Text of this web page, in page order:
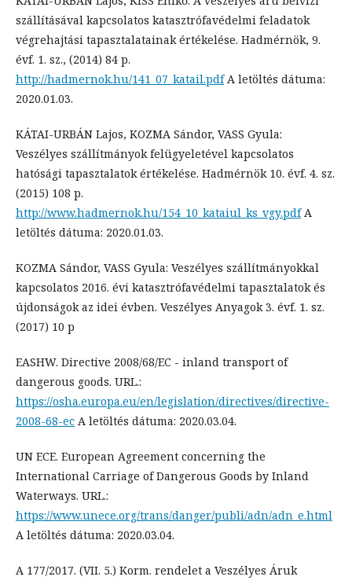
szállításával kapcsolatos katasztrófavédelmi feladatok
végrehajtási tapasztalatainak értékelése. Hadmérnök, 9.
évf. 1. sz., (2014) 84 p.
http://hadmernok.hu/141_07_katail.pdfA letöltés dátuma:
2020.01.03.
KÁTAI-URBÁN Lajos, KOZMA Sándor, VASS Gyula:
Veszélyes szállítmányok felügyeletével kapcsolatos
hatósági tapasztalatok értékelése. Hadmérnök 10. évf. 4. sz.
(2015) 108 p.
http://www.hadmernok.hu/154_10_kataiul_ks_vgy.pdfA
letöltés dátuma: 2020.01.03.
KOZMA Sándor, VASS Gyula: Veszélyes szállítmányokkal
kapcsolatos 2016. évi katasztrófavédelmi tapasztalatok és
újdonságok az idei évben. Veszélyes Anyagok 3. évf. 1. sz.
(2017) 10 p
EASHW. Directive 2008/68/EC - inland transport of
dangerous goods. URL.:
https://osha.europa.eu/en/legislation/directives/directive-
2008-68-ec A letöltés dátuma: 2020.03.04.
UN ECE. European Agreement concerning the
International Carriage of Dangerous Goods by Inland
Waterways. URL.:
https://www.unece.org/trans/danger/publi/adn/adn_e.html
A letöltés dátuma: 2020.03.04.
A 177/2017. (VII. 5.) Korm. rendelet a Veszélyes Áruk